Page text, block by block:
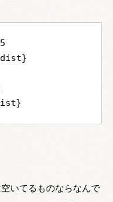
いてるものならなんで